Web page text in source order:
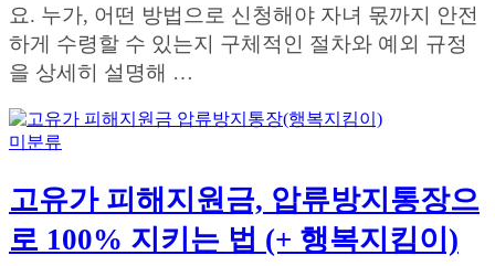
요. 누가, 어떤 방법으로 신청해야 자녀 몫까지 안전
하게 수령할 수 있는지 구체적인 절차와 예외 규정
을 상세히 설명해 …
미분류
고유가 피해지원금, 압류방지통장으
로 100% 지키는 법 (+ 행복지킴이)